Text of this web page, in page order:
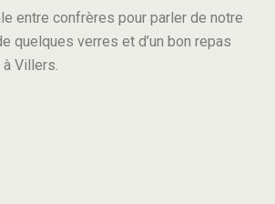
entre confrères pour parler de notre
quelques verres et d’un bon repas
Villers.